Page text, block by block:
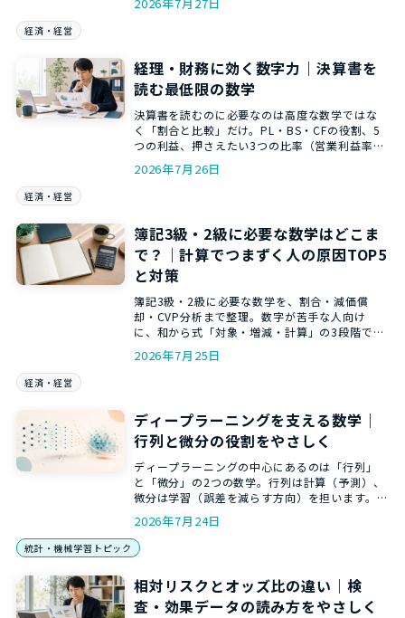
経済・経営
経理・財務に効く数字力｜決算書を
読む最低限の数学
決算書を読むのに必要なのは高度な数学ではな
く「割合と比較」だけ。PL・BS・CFの役割、5
つの利益、押さえたい3つの比率（営業利益率・
自己資本比率・流動比率）と読む順番を、和か
らの数トレ講師がやさしく解説します。
2026年7月26日
経済・経営
簿記3級・2級に必要な数学はどこま
で？｜計算でつまずく人の原因TOP5
と対策
簿記3級・2級に必要な数学を、割合・減価償
却・CVP分析まで整理。数字が苦手な人向け
に、和から式「対象・増減・計算」の3段階で、
仕訳と計算を意味から理解する方法を解説しま
す。
2026年7月25日
経済・経営
ディープラーニングを支える数学｜
行列と微分の役割をやさしく
ディープラーニングの中心にあるのは「行列」
と「微分」の2つの数学。行列は計算（予測）、
微分は学習（誤差を減らす方向）を担います。AI
がなぜ学習できるのかを、数式に立ち入らず和
からの講師がやさしく解説します。
2026年7月24日
統計・機械学習トピック
相対リスクとオッズ比の違い｜検
査・効果データの読み方をやさしく